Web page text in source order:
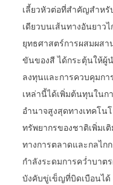
เลี้ยวหัวต่อที่สำคัญสำหรั
เดียวบนเส้นทางอันยาว
ยุทธศาสตร์การผสมผสา
ขันของสี ได้กระตุ้นให้ผู้
ลงทุนและการควบคุมก
เหล่านี้ได้เพิ่มต้นทุนในก
อำนาจสูงสุดทางเทคโน
ทรัพยากรของชาติเพิ่มเ
ทางการตลาดและกลไ
กำลังระดมการคว่ำบาต
บังคับขู่เข็ญที่บิดเบือนไ